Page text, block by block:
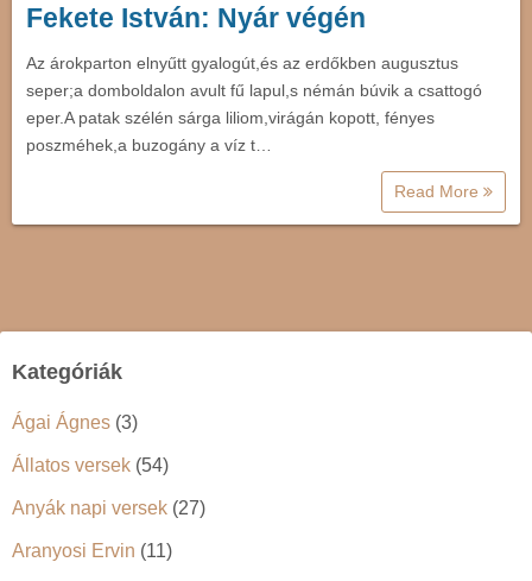
Fekete István: Nyár végén
Az árokparton elnyűtt gyalogút,és az erdőkben augusztus
seper;a domboldalon avult fű lapul,s némán búvik a csattogó
eper.A patak szélén sárga liliom,virágán kopott, fényes
poszméhek,a buzogány a víz t…
Read More
Kategóriák
Ágai Ágnes (3)
Állatos versek (54)
Anyák napi versek (27)
Aranyosi Ervin (11)